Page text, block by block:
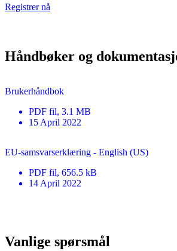
Registrer nå
Håndbøker og
Brukerhåndbok
PDF fil, 3.1 MB
15 April 2022
EU-samsvarserklæring - English (US)
PDF fil, 656.5 kB
14 April 2022
Vanlige spørsmål